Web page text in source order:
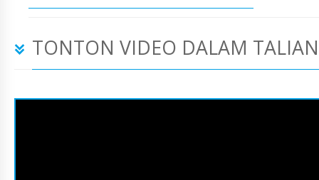
TONTON VIDEO DALAM TALIAN